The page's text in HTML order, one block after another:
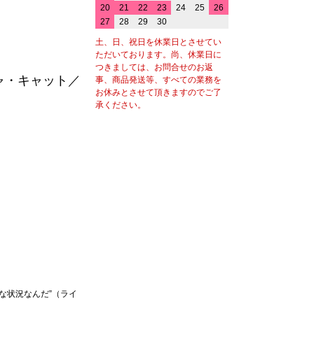
キャット／
状況なんだ”（ライ
20
21 22 23 24 25
26
27
28 29 30
土、日、祝日を休業日とさせてい
ただいております。尚、休業日に
つきましては、お問合せのお返
事、商品発送等、すべての業務を
お休みとさせて頂きますのでご了
承ください。